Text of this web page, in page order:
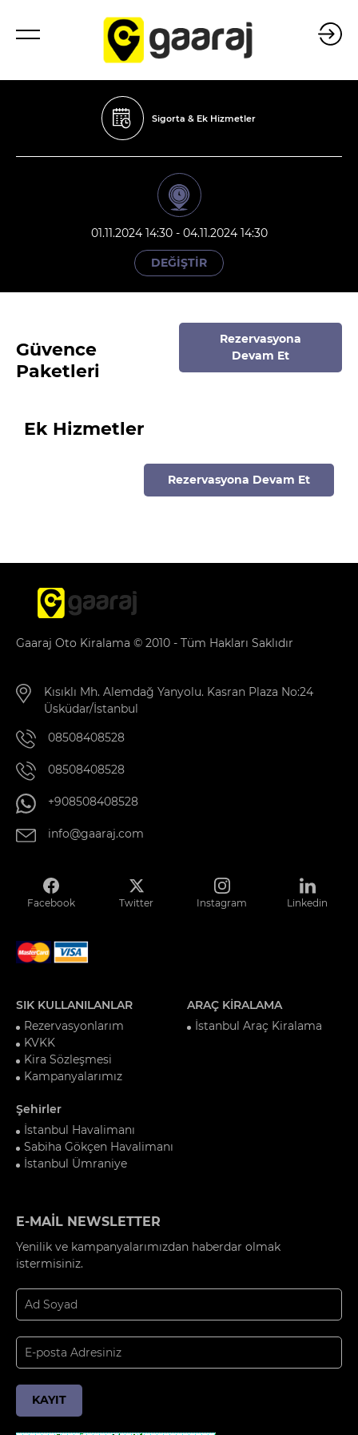
Sigorta & Ek Hizmetler
01.11.2024 14:30 - 04.11.2024 14:30
DEĞİŞTİR
Güvence
Paketleri
Rezervasyona
Devam Et
Ek Hizmetler
Rezervasyona Devam Et
Gaaraj Oto Kiralama © 2010 - Tüm Hakları Saklıdır
Kısıklı Mh. Alemdağ Yanyolu. Kasran Plaza No:24
Üsküdar/İstanbul
08508408528
08508408528
+908508408528
info@gaaraj.com
Facebook Twitter Instagram Linkedin
SIK KULLANILANLAR
Rezervasyonlarım
KVKK
Kira Sözleşmesi
Kampanyalarımız
ARAÇ KİRALAMA
İstanbul Araç Kiralama
Şehirler
İstanbul Havalimanı
Sabiha Gökçen Havalimanı
İstanbul Ümraniye
E-MAİL NEWSLETTER
Yenilik ve kampanyalarımızdan haberdar olmak
istermisiniz.
KAYIT